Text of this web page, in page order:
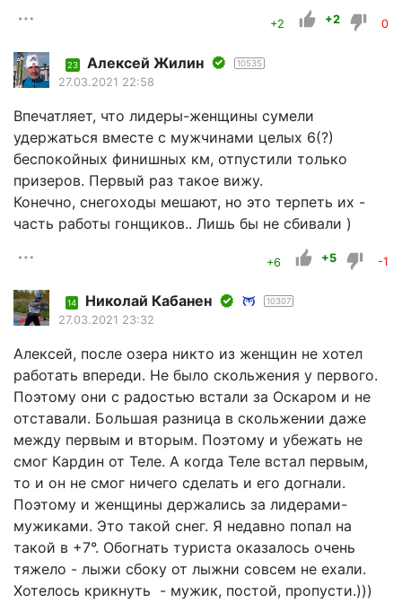
+2 +2 0
23 Алексей Жилин 10535
27.03.2021 22:58
Впечатляет, что лидеры-женщины сумели
удержаться вместе с мужчинами целых 6(?)
беспокойных финишных км, отпустили только
призеров. Первый раз такое вижу.
Конечно, снегоходы мешают, но это терпеть их -
часть работы гонщиков.. Лишь бы не сбивали )
+6 +5 -1
14 Николай Кабанен 10307
27.03.2021 23:32
Алексей, после озера никто из женщин не хотел
работать впереди. Не было скольжения у первого.
Поэтому они с радостью встали за Оскаром и не
отставали. Большая разница в скольжении даже
между первым и вторым. Поэтому и убежать не
смог Кардин от Теле. А когда Теле встал первым,
то и он не смог ничего сделать и его догнали.
Поэтому и женщины держались за лидерами-
мужиками. Это такой снег. Я недавно попал на
такой в +7°. Обогнать туриста оказалось очень
тяжело - лыжи сбоку от лыжни совсем не ехали.
Хотелось крикнуть - мужик, постой, пропусти.)))